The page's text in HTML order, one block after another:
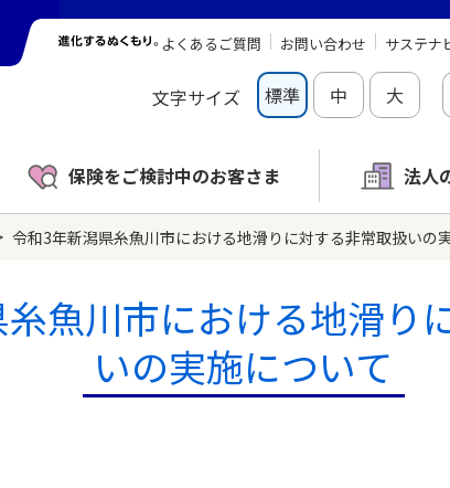
よくあるご質問 お問い合わせ サステナ
文字サイズ 標準 中 大
保険をご検討中のお客さま 法人
令和3年新潟県糸魚川市における地滑りに対する非常取扱いの
魚川市における地滑り
いの実施について